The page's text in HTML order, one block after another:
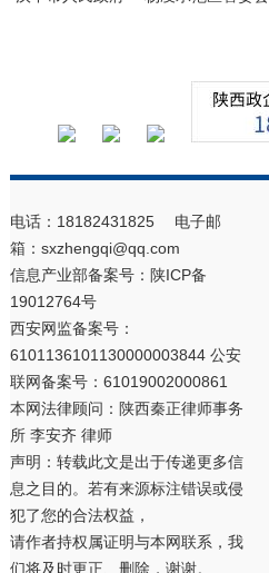
电话：18182431825 电子邮
箱：sxzhengqi@qq.com
信息产业部备案号： 陕ICP备
19012764号
西安网监备案号：
6101136101130000003844 公安
联网备案号：61019002000861
本网法律顾问：陕西秦正律师事务
所 李安齐 律师
声明：转载此文是出于传递更多信
息之目的。若有来源标注错误或侵
犯了您的合法权益，
请作者持权属证明与本网联系，我
们将及时更正、删除，谢谢。